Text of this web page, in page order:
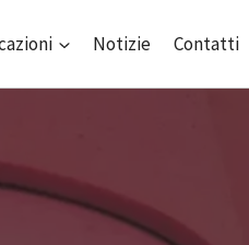
Notizie Contatti